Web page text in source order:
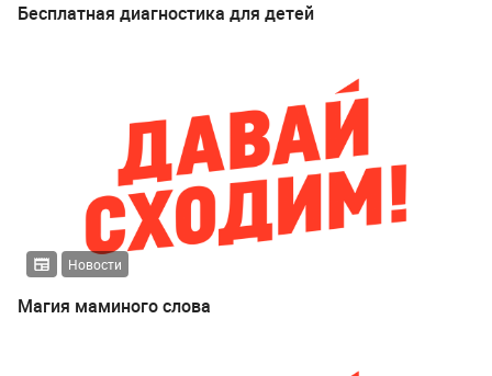
Бесплатная диагностика для детей
Новости
Магия маминого слова